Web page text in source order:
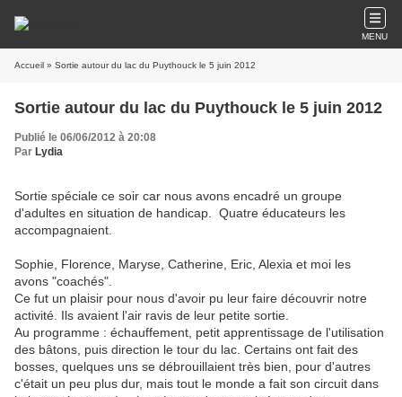
MENU
Accueil » Sortie autour du lac du Puythouck le 5 juin 2012
Sortie autour du lac du Puythouck le 5 juin 2012
Publié le 06/06/2012 à 20:08
Par Lydia
Sortie spéciale ce soir car nous avons encadré un groupe
d'adultes en situation de handicap. Quatre éducateurs les
accompagnaient.
Sophie, Florence, Maryse, Catherine, Eric, Alexia et moi les
avons "coachés".
Ce fut un plaisir pour nous d'avoir pu leur faire découvrir notre
activité. Ils avaient l'air ravis de leur petite sortie.
Au programme : échauffement, petit apprentissage de l'utilisation
des bâtons, puis direction le tour du lac. Certains ont fait des
bosses, quelques uns se débrouillaient très bien, pour d'autres
c'était un peu plus dur, mais tout le monde a fait son circuit dans